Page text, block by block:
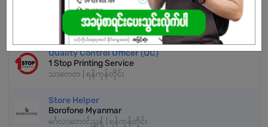
Printing Office Staff
1 Stop Printing Service
သာကေတ | ရန်ကုန်တိုင်း
Quality Control Officer (QC)
1 Stop Printing Service
သာကေတ | ရန်ကုန်တိုင်း
Store Helper
Borofone Myanmar
မင်္ဂလာတောင်ညွှန့် | ရန်ကုန်တိုင်း